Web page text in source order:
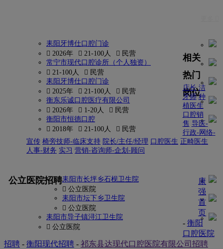
耒阳牙博仕口腔门诊
 2026年
 21-100人
 民营
常宁市现代口腔诊所（个人独资）
 21-100人
 民营
耒阳牙博仕口腔门诊
 2025年
 21-100人
 民营
衡东乐诚口腔医疗有限公司
 2026年
 1-20人
 民营
衡阳市恒德口腔
 2018年
 21-100人  民营
相关
热门
岗位
店长 洁
牙师 种
植医生
口腔销
售 导医-
行政-网络-
宣传 椅旁技师-临床支持 院长/主任/经理 口腔医生 正畸医生
人事-财务 实习 营销-咨询师-企划-顾问
公立医院招聘耒阳市长坪乡石枧卫生院
 公立医院
耒阳市坛下乡卫生院
 公立医院
耒阳市导子镇浔江卫生院
 公立医院
康
强
首
页
- 衡阳
口腔医院
招聘 - 衡阳现代招聘 - 祁东县达现代口腔医院有限公司招聘